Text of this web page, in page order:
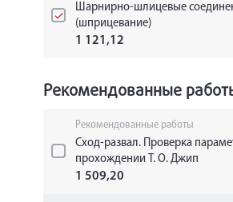
Шарнирно-шлицевые
(шприцевание)
1 121,12
Рекомендованные
Рекомендованные работы
Сход-развал. Проверка
прохождении Т. О. Джип
1 509,20